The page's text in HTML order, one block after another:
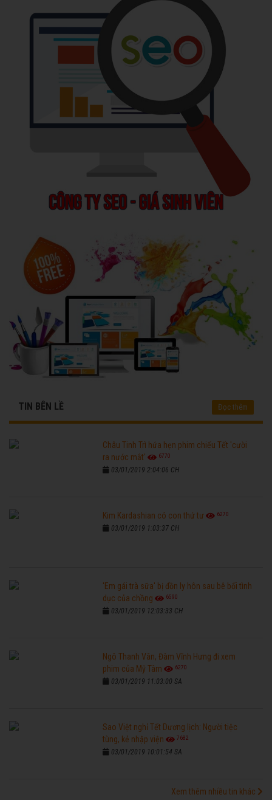
TIN BÊN LỀ Đọc thêm
Châu Tinh Trì hứa hẹn phim chiếu Tết 'cười
ra nước mắt'
6770
03/01/2019 2:04:06 CH
Kim Kardashian có con thứ tư 6270
03/01/2019 1:03:37 CH
'Em gái trà sữa' bị đồn ly hôn sau bê bối tình
dục của chồng
6590
03/01/2019 12:03:33 CH
Ngô Thanh Vân, Đàm Vĩnh Hưng đi xem
phim của Mỹ Tâm
6270
03/01/2019 11:03:00 SA
Sao Việt nghỉ Tết Dương lịch: Người tiệc
tùng, kẻ nhập viện
7682
03/01/2019 10:01:54 SA
Xem thêm nhiều tin khác